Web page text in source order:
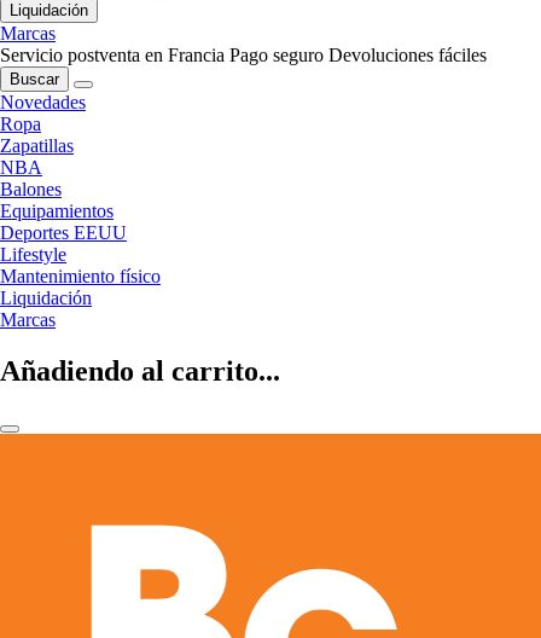
Liquidación
Marcas
Servicio postventa en Francia Pago seguro Devoluciones fáciles
Buscar
Novedades
Ropa
Zapatillas
NBA
Balones
Equipamientos
Deportes EEUU
Lifestyle
Mantenimiento físico
Liquidación
Marcas
Añadiendo al carrito...